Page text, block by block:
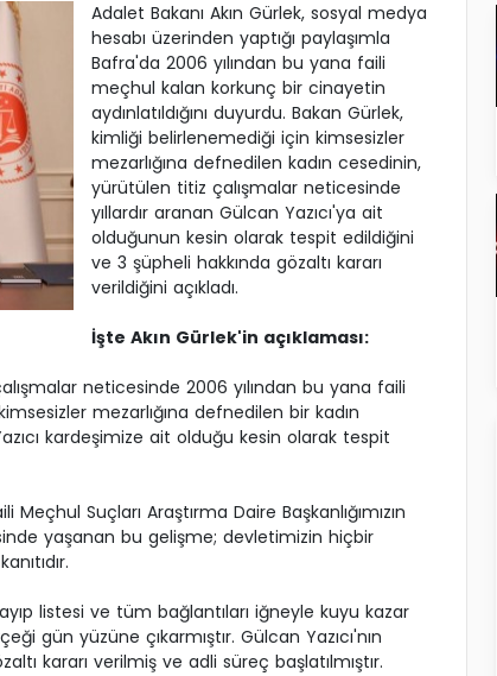
Adalet Bakanı Akın Gürlek, sosyal medya
hesabı üzerinden yaptığı paylaşımla
Bafra'da 2006 yılından bu yana faili
meçhul kalan korkunç bir cinayetin
aydınlatıldığını duyurdu. Bakan Gürlek,
kimliği belirlenemediği için kimsesizler
mezarlığına defnedilen kadın cesedinin,
yürütülen titiz çalışmalar neticesinde
yıllardır aranan Gülcan Yazıcı'ya ait
olduğunun kesin olarak tespit edildiğini
ve 3 şüpheli hakkında gözaltı kararı
verildiğini açıkladı.
İşte Akın Gürlek'in açıklaması:
neticesinde 2006 yılından bu yana faili
mezarlığına defnedilen bir kadın
kardeşimize ait olduğu kesin olarak tespit
Suçları Araştırma Daire Başkanlığımızın
yaşanan bu gelişme; devletimizin hiçbir
listesi ve tüm bağlantıları iğneyle kuyu kazar
gün yüzüne çıkarmıştır. Gülcan Yazıcı'nın
kararı verilmiş ve adli süreç başlatılmıştır.